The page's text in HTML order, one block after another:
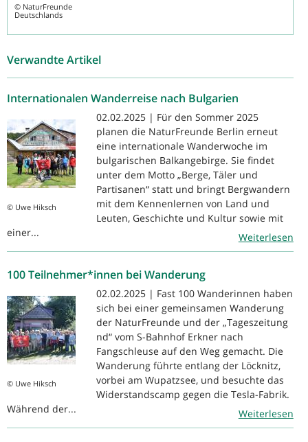
© NaturFreunde
Deutschlands
Verwandte Artikel
Internationalen Wanderreise nach Bulgarien
© Uwe Hiksch
02.02.2025 | Für den Sommer 2025
planen die NaturFreunde Berlin erneut
eine internationale Wanderwoche im
bulgarischen Balkangebirge. Sie findet
unter dem Motto „Berge, Täler und
Partisanen“ statt und bringt Bergwandern
mit dem Kennenlernen von Land und
Leuten, Geschichte und Kultur sowie mit
einer...
Weiterlesen
100 Teilnehmer*innen bei Wanderung
© Uwe Hiksch
02.02.2025 | Fast 100 Wanderinnen haben
sich bei einer gemeinsamen Wanderung
der NaturFreunde und der „Tageszeitung
nd“ vom S-Bahnhof Erkner nach
Fangschleuse auf den Weg gemacht. Die
Wanderung führte entlang der Löcknitz,
vorbei am Wupatzsee, und besuchte das
Widerstandscamp gegen die Tesla-Fabrik.
Während der...
Weiterlesen